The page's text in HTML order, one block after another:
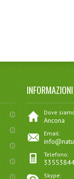
INFORMAZIONI
Dove
Ancona
Email:
Telefono:
Skype: